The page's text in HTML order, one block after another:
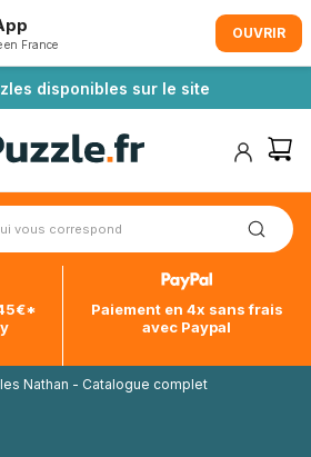
disponibles sur le site
Paiement en 4x sans frais
avec Paypal
Nathan - Catalogue complet
en France
OUVRIR